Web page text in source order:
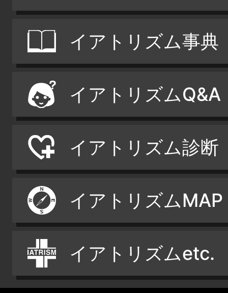
イアトリズム事典
イアトリズムQ&A
イアトリズム診断
イアトリズムMAP
イアトリズムetc.